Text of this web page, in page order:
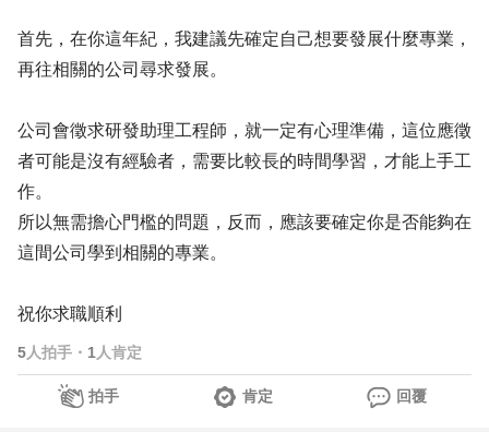
首先，在你這年紀，我建議先確定自己想要發展什麼專業，
再往相關的公司尋求發展。
公司會徵求研發助理工程師，就一定有心理準備，這位應徵
者可能是沒有經驗者，需要比較長的時間學習，才能上手工
作。
所以無需擔心門檻的問題，反而，應該要確定你是否能夠在
這間公司學到相關的專業。
祝你求職順利
5人拍手 ・ 1 人肯定
拍手 肯定 回覆